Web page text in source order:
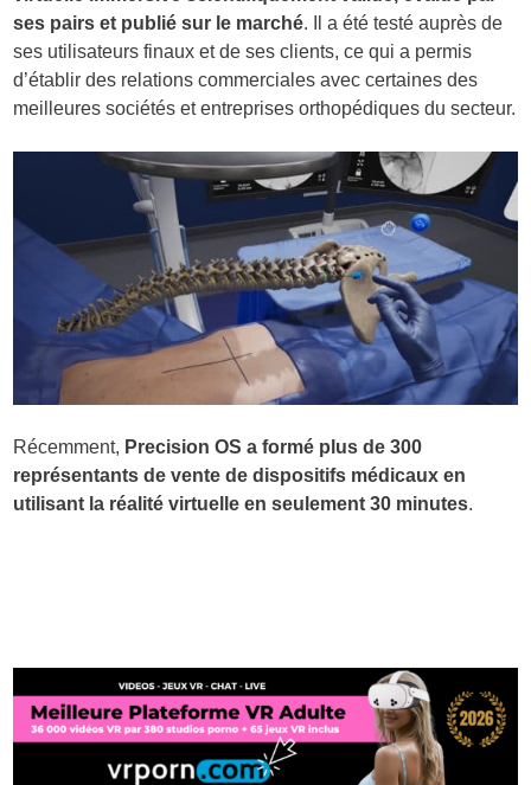
ses pairs et publié sur le marché. Il a été testé auprès de
ses utilisateurs finaux et de ses clients, ce qui a permis
d’établir des relations commerciales avec certaines des
meilleures sociétés et entreprises orthopédiques du secteur.
Récemment, Precision OS a formé plus de 300
représentants de vente de dispositifs médicaux en
utilisant la réalité virtuelle en seulement 30 minutes.